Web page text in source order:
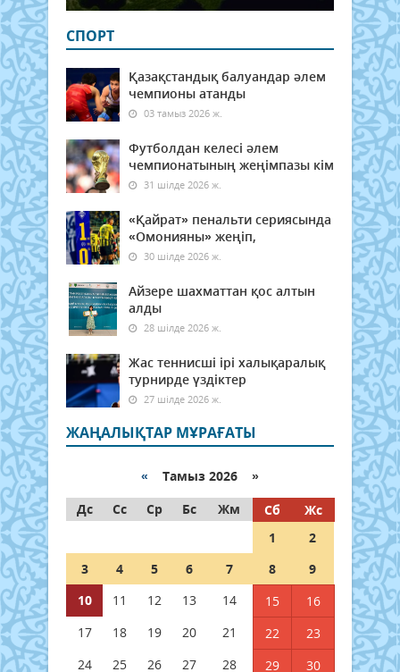
СПОРТ
Қазақстандық балуандар әлем
чемпионы атанды
03 тамыз 2026 ж.
Футболдан келесі әлем
чемпионатының жеңімпазы кім
31 шілде 2026 ж.
«Қайрат» пенальти сериясында
«Омонияны» жеңіп,
30 шілде 2026 ж.
Айзере шахматтан қос алтын
алды
28 шілде 2026 ж.
Жас теннисші ірі халықаралық
турнирде үздіктер
27 шілде 2026 ж.
ЖАҢАЛЫҚТАР МҰРАҒАТЫ
« Тамыз 2026 »
Дс
Сс Ср Бс Жм Сб
Жс
1
2
3
4 5 6 7 8
9
10
11 12 13 14 15
16
17
18 19 20 21 22
23
24
25 26 27 28 29 30